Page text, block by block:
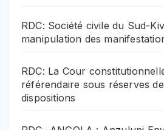
RDC: Société civile du Sud-
manipulation des
RDC: La Cour
référendaire sous réserves
dispositions